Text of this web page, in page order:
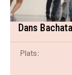
Dans
Plats: